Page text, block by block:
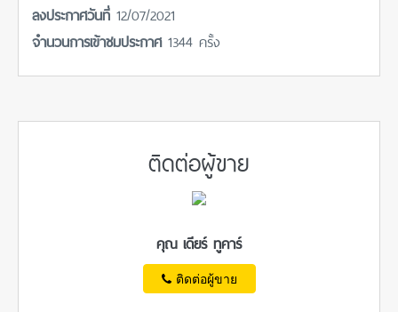
ลงประกาศวันที่ 12/07/2021
จำนวนการเข้าชมประกาศ 1344 ครั้ง
ติดต่อผู้ขาย
คุณ เดียร์ ทูคาร์
ติดต่อผู้ขาย